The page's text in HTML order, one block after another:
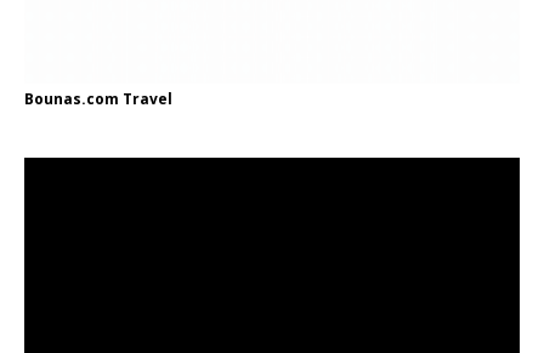
Bounas.com Travel